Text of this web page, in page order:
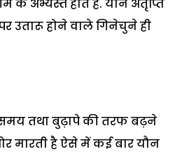
के अभ्यस्त होते हैं. यौन अतृप्ति
उतारू होने वाले गिनेचुने ही
तथा बुढ़ापे की तरफ बढ़ने
मारती है ऐसे में कई बार यौन